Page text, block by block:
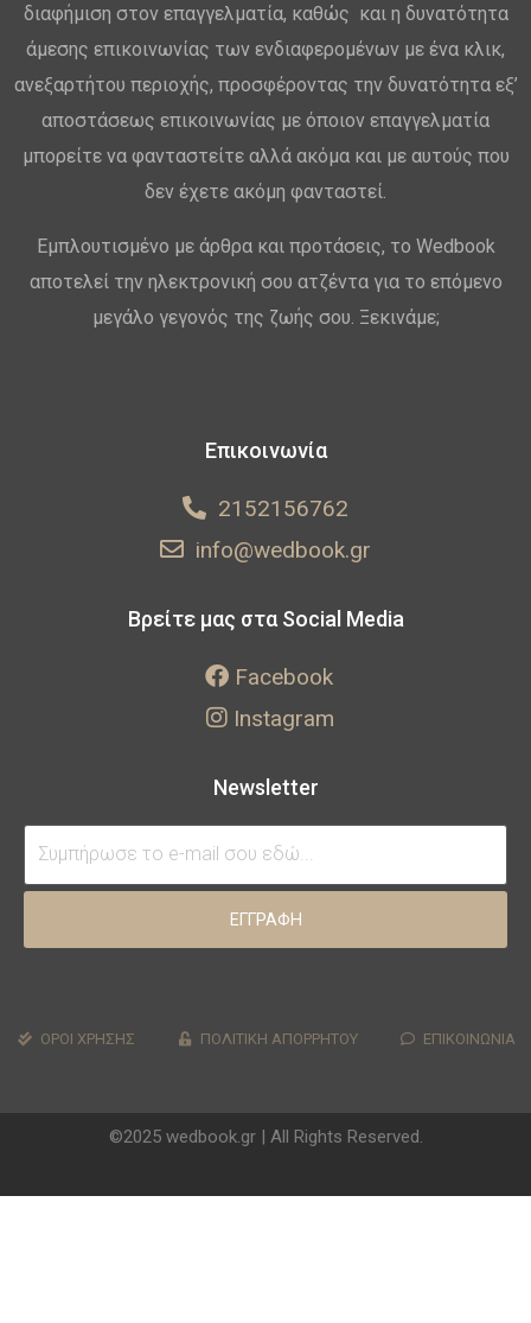
διαφήμιση στον επαγγελματία, καθώς και η δυνατότητα
άμεσης επικοινωνίας των ενδιαφερομένων με ένα κλικ,
ανεξαρτήτου περιοχής, προσφέροντας την δυνατότητα εξ’
αποστάσεως επικοινωνίας με όποιον επαγγελματία
μπορείτε να φανταστείτε αλλά ακόμα και με αυτούς που
δεν έχετε ακόμη φανταστεί.
Εμπλουτισμένο με άρθρα και προτάσεις, το Wedbook
αποτελεί την ηλεκτρονική σου ατζέντα για το επόμενο
μεγάλο γεγονός της ζωής σου. Ξεκινάμε;
Επικοινωνία
2152156762
info@wedbook.gr
Βρείτε μας στα Social Media
Facebook
Instagram
Newsletter
ΕΓΓΡΑΦΗ
ΟΡΟΙ ΧΡΗΣΗΣ ΠΟΛΙΤΙΚΗ ΑΠΟΡΡΗΤΟΥ ΕΠΙΚΟΙΝΩΝΙΑ
©2025 wedbook.gr | All Rights Reserved.